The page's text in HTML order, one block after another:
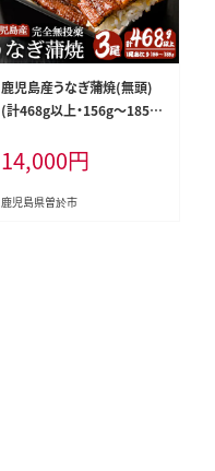
鹿児島産うなぎ蒲焼(無頭)
(計468g以上・156g～185g
【株式会社財宝】A1117-v01
14,000円
鹿児島県曽於市